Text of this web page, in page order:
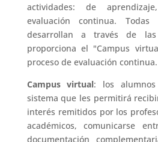
actividades: de
evaluación continua.
desarrollan a través de
proporciona el "Campus
proceso de evaluación continua.
Campus virtual: los
sistema que les permitirá
interés remitidos por los
académicos, comunicarse
documentación